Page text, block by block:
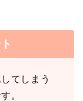
てしまう
。